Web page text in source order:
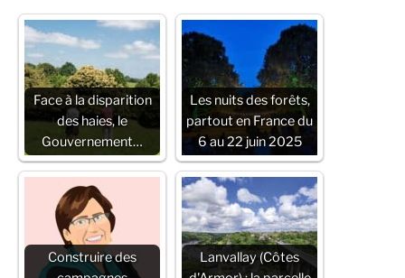
Face à la disparition
des haies, le
Gouvernement…
Les nuits des forêts,
partout en France du
6 au 22 juin 2025
Construire des
Lanvallay (Côtes